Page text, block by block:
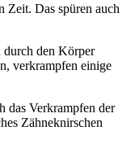
Zeit. Das spüren auch
durch den Körper
verkrampfen einige
das Verkrampfen der
Zähneknirschen